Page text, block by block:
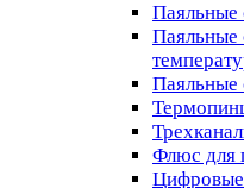
Паяльные
Паяльные
Паяльные
Флюс для
Цифровые